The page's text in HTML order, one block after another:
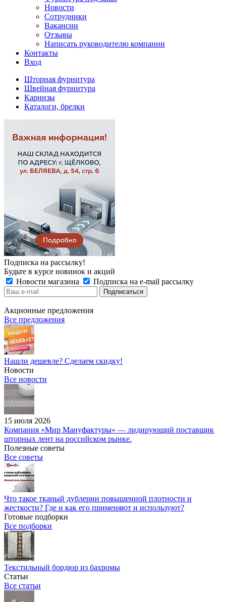
Новости
Сотрудники
Вакансии
Отзывы
Написать руководителю компании
Контакты
Вход
Шторная фурнитура
Швейная фурнитура
Карнизы
Каталоги, брелки
Подписка на рассылку!
Будьте в курсе новинок и акций
Новости магазина
Подписка на e-mail рассылку
Акционные предложения
Все предложения
Нашли дешевле? Сделаем скидку!
Новости
Все новости
15 июля 2026
Компания «Мир Мануфактуры» — лидирующий поставщик
шторных лент на российском рынке.
Полезные советы
Все советы
Что такое тканый дублерин повышенной плотности и
жесткости? Где и как его применяют и используют?
Готовые подборки
Все подборки
Текстильный бордюр из бахромы
Статьи
Все статьи